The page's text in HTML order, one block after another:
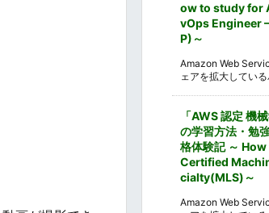
ow to study for
vOps Engineer
P)～
Amazon Web
ェアを拡大している
「AWS 認定 機
の学習方法・勉
格体験記 ～
Certified
cialty(MLS)～
Amazon Web